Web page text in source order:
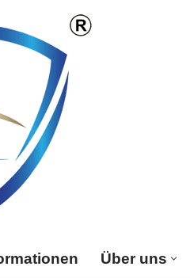
Über uns